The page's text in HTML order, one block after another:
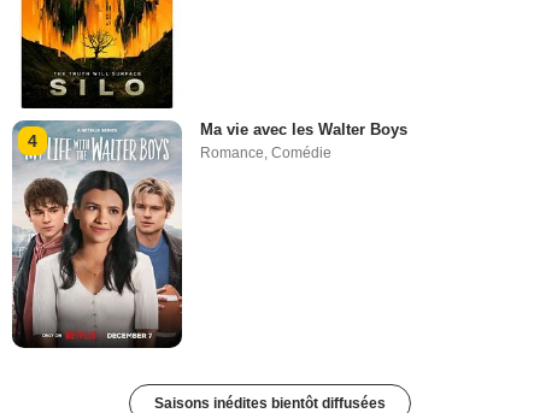
4
Ma vie avec les Walter Boys
Romance,Comédie
Saisons inédites bientôt diffusées